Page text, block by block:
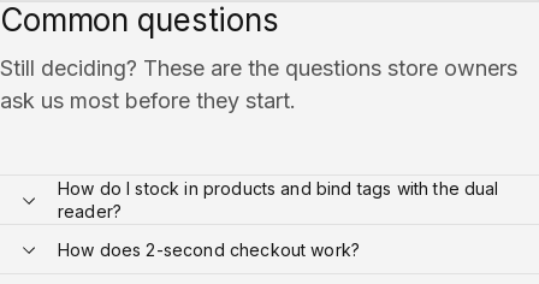
Common questions
Still deciding? These are the questions store owners
ask us most before they start.
How do I stock in products and bind tags with the dual
reader?
How does 2-second checkout work?